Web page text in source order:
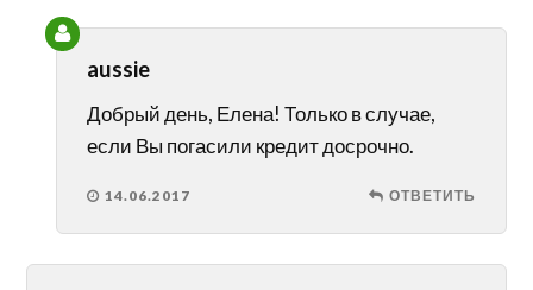
aussie
Добрый день, Елена! Только в случае,
если Вы погасили кредит досрочно.
14.06.2017 ОТВЕТИТЬ